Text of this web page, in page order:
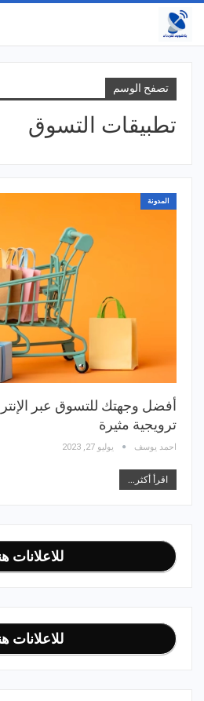
تصفح الوسم
تطبيقات التسوق
المدونة
أفضل وجهتك للتسوق عبر
ترويجية مثيرة
احمد يوسف يوليو 27, 2023
اقرأ أكثر...
للاعلانات
للاعلانات